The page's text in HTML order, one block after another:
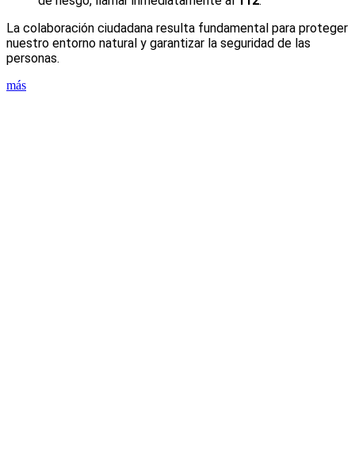
La colaboración ciudadana resulta fundamental para proteger
nuestro entorno natural y garantizar la seguridad de las
personas.
más